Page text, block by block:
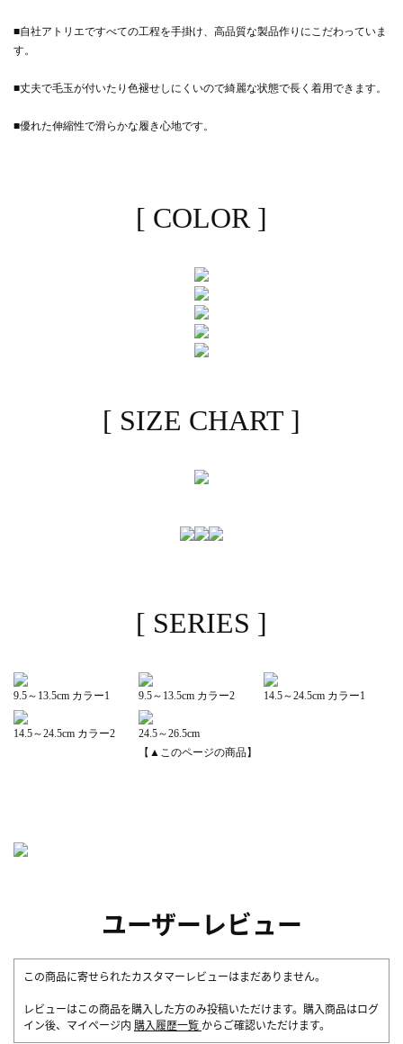
■自社アトリエですべての工程を手掛け、高品質な製品作りにこだわっていま
す。
■丈夫で毛玉が付いたり色褪せしにくいので綺麗な状態で長く着用できます。
■優れた伸縮性で滑らかな履き心地です。
[ COLOR ]
[ SIZE CHART ]
[ SERIES ]
9.5～13.5cm カラー1 9.5～13.5cm カラー2 14.5～24.5cm カラー1
14.5～24.5cm カラー2
24.5～26.5cm
【▲このページの商品】
ユーザーレビュー
この商品に寄せられたカスタマーレビューはまだありません。
レビューはこの商品を購入した方のみ投稿いただけます。購入商品はログ
イン後、マイページ内 購入履歴一覧 からご確認いただけます。